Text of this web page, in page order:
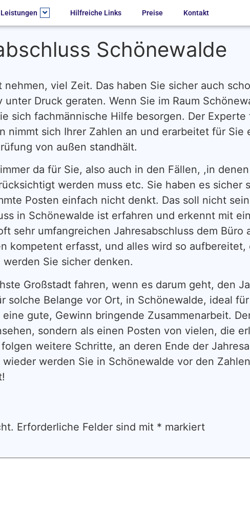
Leistungen Hilfreiche Links Preise Kontakt
Schönewalde
nehmen, viel Zeit. Das haben Sie sicher auch
Druck geraten. Wenn Sie im Raum
sich fachmännische Hilfe besorgen. Der
nimmt sich Ihrer Zahlen an und erarbeitet für Sie
von außen standhält.
da für Sie, also auch in den Fällen, ,in
werden muss etc. Sie haben es sicher
Posten einfach nicht denkt. Das soll nicht
in Schönewalde ist erfahren und erkennt mit
sehr umfangreichen Jahresabschluss dem Büro
kompetent erfasst, und alles wird so aufbereitet,
Sie sicher denken.
Großstadt fahren, wenn es darum geht, den
solche Belange vor Ort, in Schönewalde, ideal
gute, Gewinn bringende Zusammenarbeit.
sondern als einen Posten von vielen, die
weitere Schritte, an deren Ende der
werden Sie in Schönewalde vor den
Erforderliche Felder sind mit * markiert